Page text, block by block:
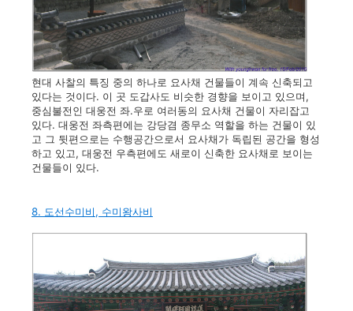
현대 사찰의 특징 중의 하나로 요사채 건물들이 계속 신축되고
있다는 것이다. 이 곳 도갑사도 비슷한 경향을 보이고 있으며,
중심불전인 대웅전 좌.우로 여러동의 요사채 건물이 자리잡고
있다. 대웅전 좌측편에는 강당겸 종무소 역할을 하는 건물이 있
고 그 뒷편으로는 수행공간으로서 요사채가 독립된 공간을 형성
하고 있고, 대웅전 우측편에도 새로이 신축한 요사채로 보이는
건물들이 있다.
8. 도선수미비, 수미왕사비